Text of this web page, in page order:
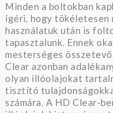
Minden a boltokban
ígéri, hogy
használatuk után is
tapasztalunk. Ennek
mesterséges
Clear azonban
olyan illóolajokat
tisztító
számára. A HD Clear-